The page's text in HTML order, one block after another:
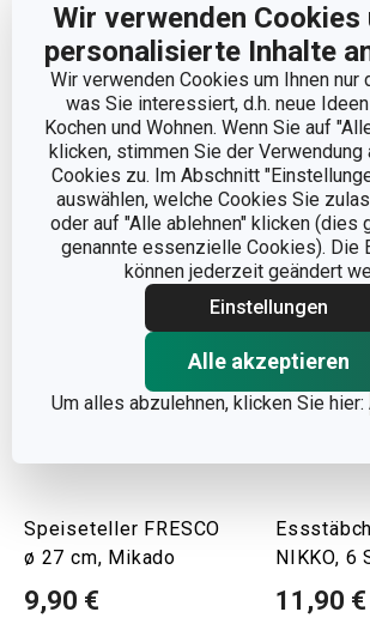
Wir verwenden Cookies
personalisierte Inhalte
Wir verwenden Cookies um Ihnen nur
was Sie interessiert, d.h. neue
Kochen und Wohnen. Wenn Sie auf
klicken, stimmen Sie der Verwendung
Cookies zu. Im Abschnitt
auswählen, welche Cookies Sie
oder auf "Alle ablehnen" klicken (dies
genannte essenzielle Cookies). Die
können jederzeit geändert
Einstellungen
Alle akzeptieren
Um alles abzulehnen, klicken Sie hier:
der Tisch sauber bleiben.
Worauf die Mädels nicht
können:
Speiseteller FRESCO
ø 27 cm, Mikado
9,90 €
NIKKO, 6
11,90 €